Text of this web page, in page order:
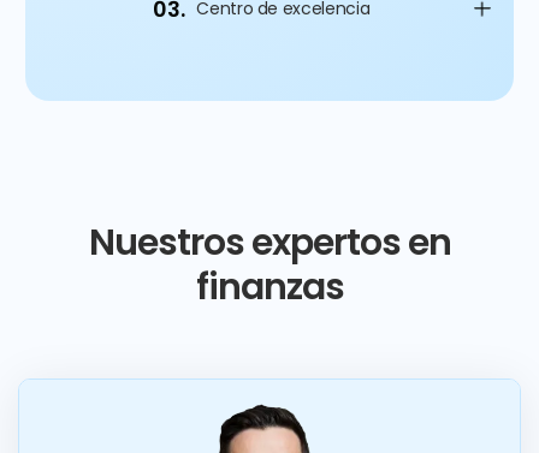
03. Centro de excelencia
Nuestros expertos en
finanzas